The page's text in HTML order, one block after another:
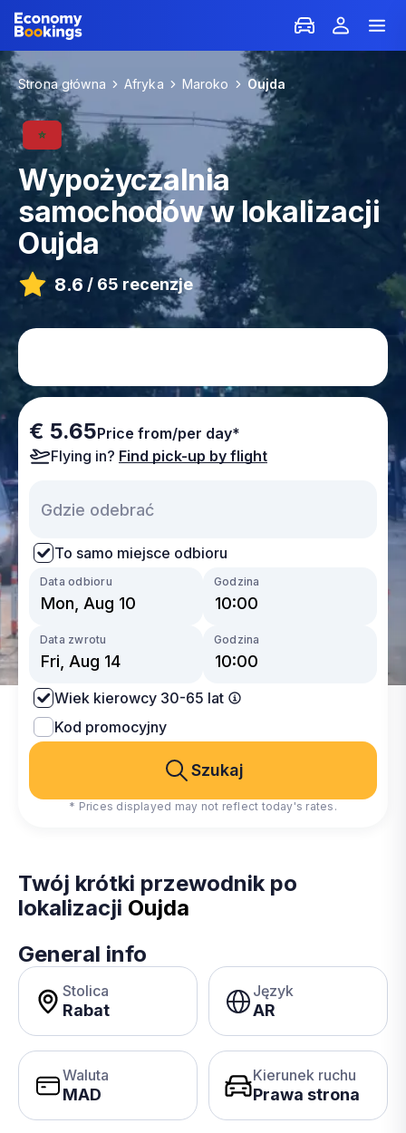
Strona główna Afryka Maroko Oujda
Wypożyczalnia
samochodów w lokalizacji
Oujda
8.6 / 65 recenzje
€ 5.65Price from/per day*
Flying in? Find pick-up by flight
To samo miejsce odbioru
Data odbioru Godzina
Data zwrotu Godzina
Wiek kierowcy 30-65 lat
Kod promocyjny
Szukaj
* Prices displayed may not reflect today's rates.
Twój krótki przewodnik po
lokalizacji Oujda
General info
Stolica
Rabat
Język
AR
Waluta
MAD
Kierunek ruchu
Prawa strona